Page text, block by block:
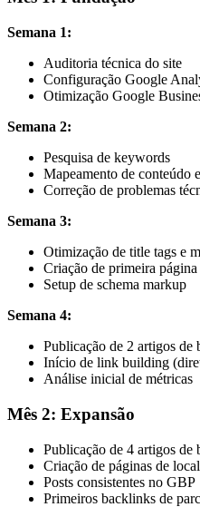
Semana 1:
Auditoria técnica do site
Configuração Google
Otimização Google
Semana 2:
Pesquisa de keywords
Mapeamento de conteúdo
Correção de problemas
Semana 3:
Otimização de title tags e
Criação de primeira
Setup de schema markup
Semana 4:
Publicação de 2 artigos de
Início de link building
Análise inicial de métricas
Mês 2: Expansão
Publicação de 4 artigos de
Criação de páginas de
Posts consistentes no GBP
Primeiros backlinks de